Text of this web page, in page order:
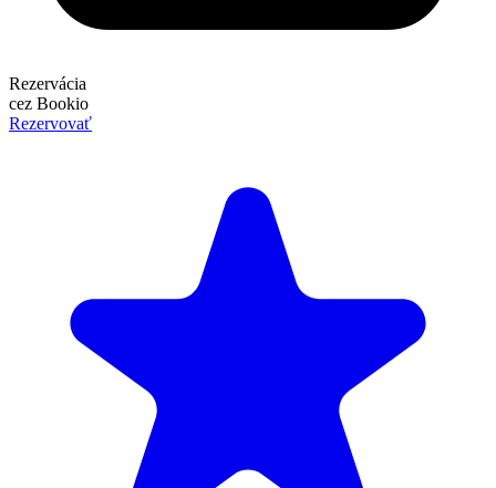
Rezervácia
cez Bookio
Rezervovať